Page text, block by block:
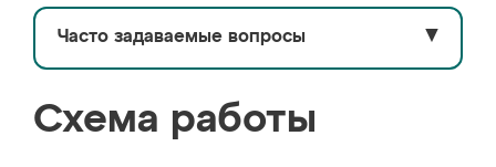
Часто задаваемые вопросы ▼
Схема работы